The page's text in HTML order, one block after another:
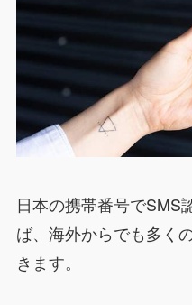
日本の携帯番号でSMS
ば、海外からでも多く
きます。